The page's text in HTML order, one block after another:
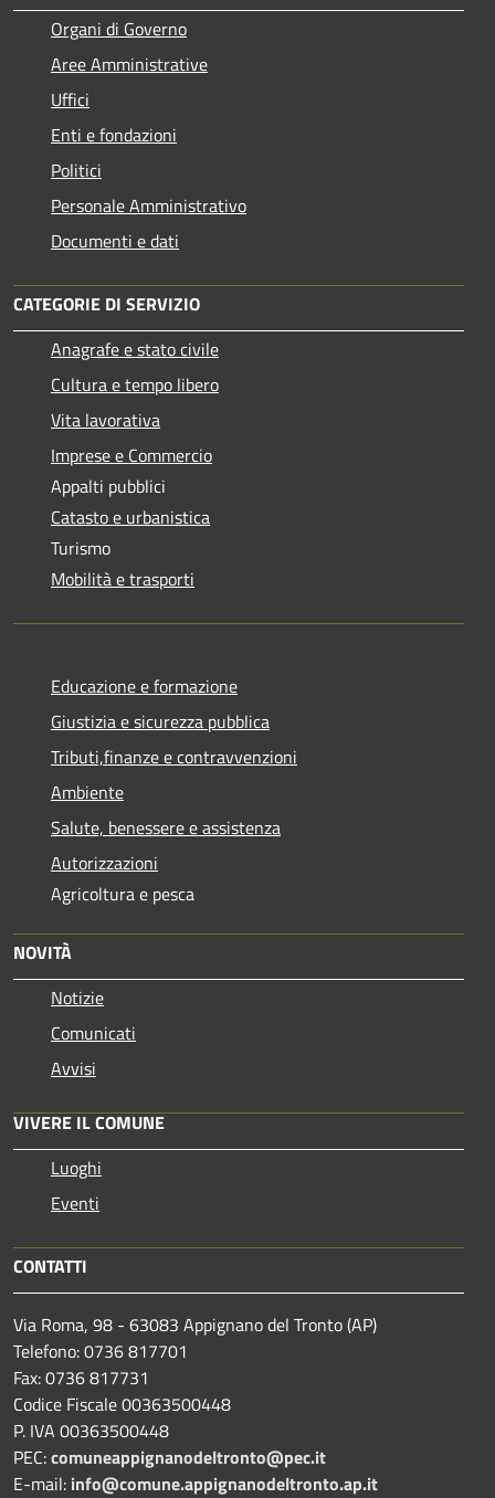
Organi di Governo
Aree Amministrative
Uffici
Enti e fondazioni
Politici
Personale Amministrativo
Documenti e dati
CATEGORIE DI SERVIZIO
Anagrafe e stato civile
Cultura e tempo libero
Vita lavorativa
Imprese e Commercio
Appalti pubblici
Catasto e urbanistica
Turismo
Mobilità e trasporti
Educazione e formazione
Giustizia e sicurezza pubblica
Tributi,finanze e contravvenzioni
Ambiente
Salute, benessere e assistenza
Autorizzazioni
Agricoltura e pesca
NOVITÀ
Notizie
Comunicati
Avvisi
VIVERE IL COMUNE
Luoghi
Eventi
CONTATTI
Via Roma, 98 - 63083 Appignano del Tronto (AP)
Telefono: 0736 817701
Fax: 0736 817731
Codice Fiscale 00363500448
P. IVA 00363500448
PEC:comuneappignanodeltronto@pec.it
E-mail: info@comune.appignanodeltronto.ap.it